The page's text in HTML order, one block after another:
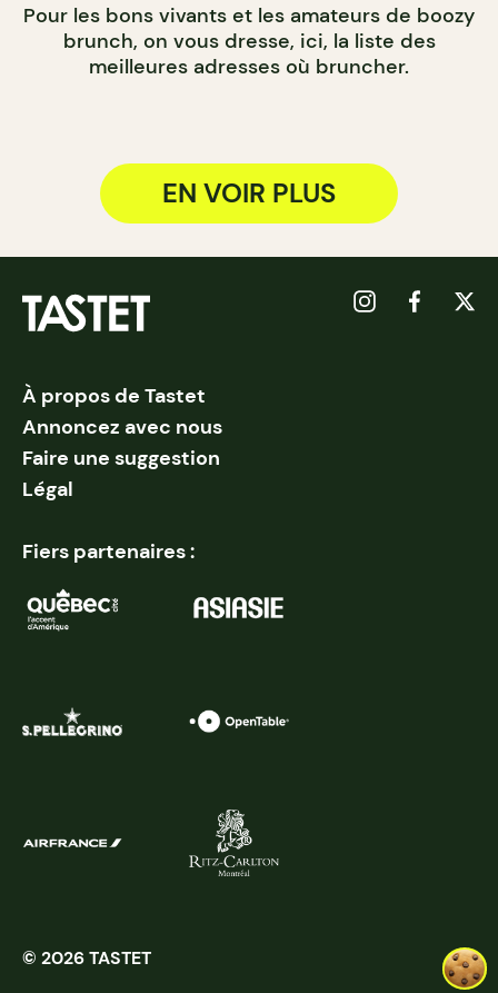
Pour les bons vivants et les amateurs de boozy
brunch, on vous dresse, ici, la liste des
meilleures adresses où bruncher.
EN VOIR PLUS
À propos de Tastet
Annoncez avec nous
Faire une suggestion
Légal
Fiers partenaires :
© 2026 TASTET